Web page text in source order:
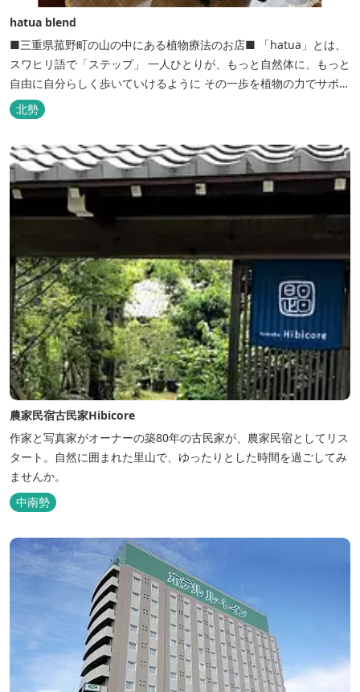
hatua blend
■三重県菰野町の山の中にある植物療法のお店■ 「hatua」とは、
スワヒリ語で「ステップ」 一人ひとりが、もっと自然体に、もっと
自由に自分らしく歩いていけるように その一歩を植物の力でサポー
トしたいという思いから生まれたお店。 黄土スチームよもぎ蒸しや
アロマの調合、季節の養生講座、アロマ講座、腸活講座、ワークシ
ョップ、イベント出店 植物を通して身体と心を整えよう！をテーマ
に...
北勢
農家民宿古民家Hibicore
作家と写真家がオーナーの築80年の古民家が、農家民宿としてリス
タート。自然に囲まれた里山で、ゆったりとした時間を過ごしてみ
ませんか。
中南勢